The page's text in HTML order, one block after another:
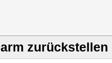
zurückstellen